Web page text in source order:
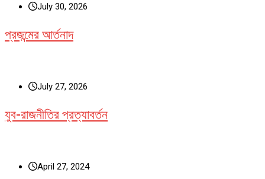
July 30, 2026
প্রজন্মের আর্তনাদ
July 27, 2026
যুব-রাজনীতির প্রত্যাবর্তন
April 27, 2024